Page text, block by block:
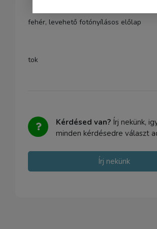
fehér, levehető fotónyílásos előlap
tok
Kérdésed van? Írj nekünk,
minden kérdésedre választ
Írj nekünk